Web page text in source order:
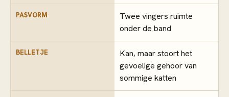
PASVORM
Twee vingers ruimte
onder de band
BELLETJE
Kan, maar stoort het
gevoelige gehoor van
sommige katten